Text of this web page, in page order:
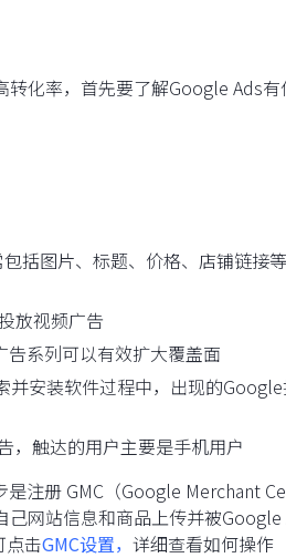
化率，首先要了解Google Ads有
括图片、标题、价格、店铺链接
放视频广告
系列可以有效扩大覆盖面
安装软件过程中，出现的
，触达的用户主要是手机用户
注册 GMC（Google Merchant
己网站信息和商品上传并被Google
点击GMC设置， 详细查看如何操作